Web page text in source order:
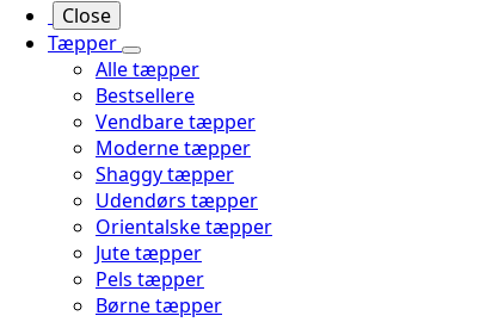
Close
Tæpper
Alle tæpper
Bestsellere
Vendbare tæpper
Moderne tæpper
Shaggy tæpper
Udendørs tæpper
Orientalske tæpper
Jute tæpper
Pels tæpper
Børne tæpper